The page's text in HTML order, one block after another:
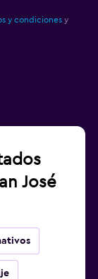
y condiciones y
José